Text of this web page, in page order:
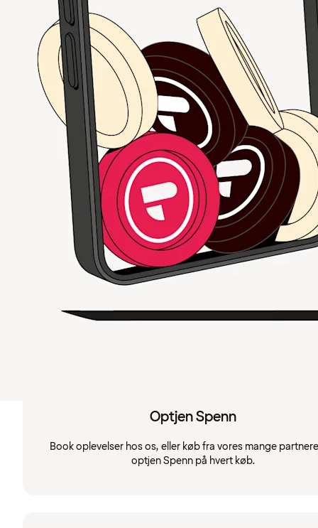
Optjen Spenn
Book oplevelser hos os, eller køb fra vores mange
optjen Spenn på hvert køb.